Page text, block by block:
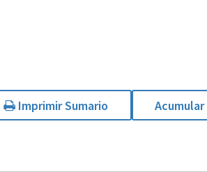
Imprimir Sumario Acumular